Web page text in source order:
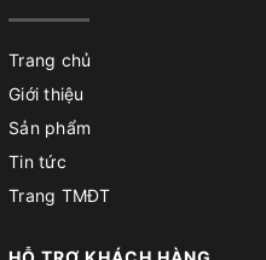
Trang chủ
Giới thiệu
Sản phẩm
Tin tức
Trang TMĐT